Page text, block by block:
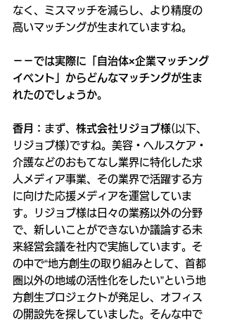
なく、ミスマッチを減らし、より精度の
高いマッチングが生まれていますね。
－－では実際に「自治体×企業マッチング
イベント」からどんなマッチングが生ま
れたのでしょうか。
香月： まず、 株式会社リジョブ様(以下、
リジョブ様)ですね。美容・ヘルスケア・
介護などのおもてなし業界に特化した求
人メディア事業、その業界で活躍する方
に向けた応援メディアを運営していま
す。リジョブ様は日々の業務以外の分野
で、新しいことができないか議論する未
来経営会議を社内で実施しています。そ
の中で“地方創生の取り組みとして、首都
圏以外の地域の活性化をしたい”という地
方創生プロジェクトが発足し、オフィス
の開設先を探していました。そんな中で